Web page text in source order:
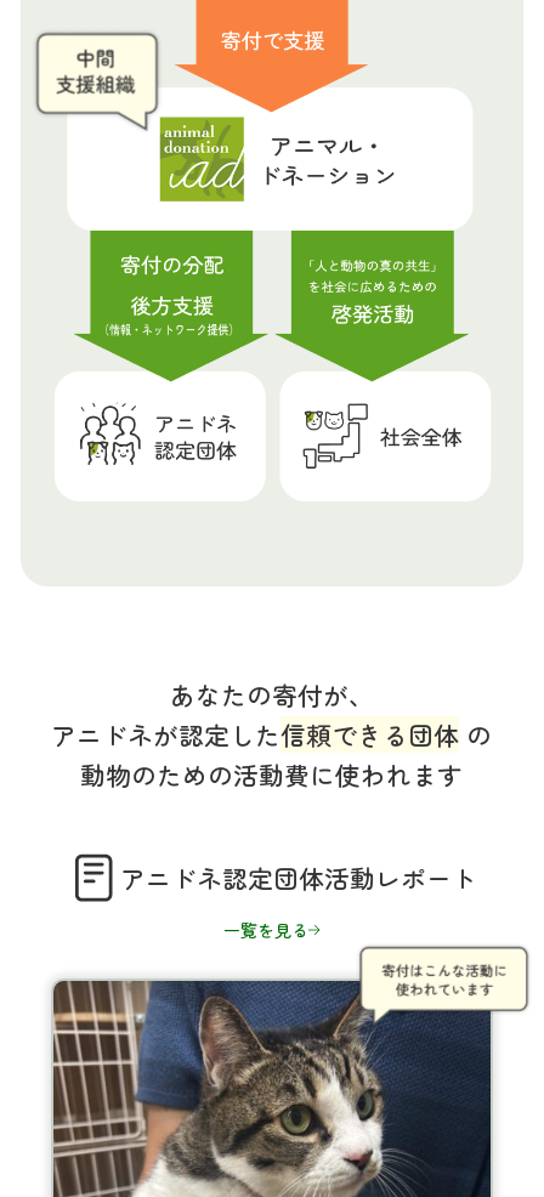
あなたの寄付が、
アニドネが認定した信頼できる団体 の
動物のための活動費に使われます
アニドネ認定団体活動レポート
一覧を見る